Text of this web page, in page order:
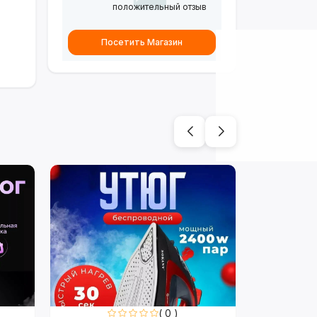
положительный отзыв
Посетить Магазин
( 0 )